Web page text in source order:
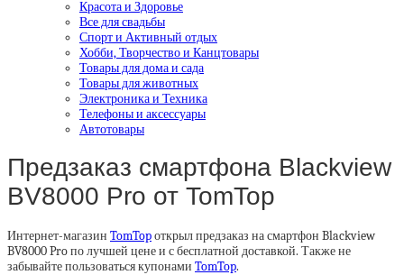
Красота и Здоровье
Все для свадьбы
Спорт и Активный отдых
Хобби, Творчество и Канцтовары
Товары для дома и сада
Товары для животных
Электроника и Техника
Телефоны и аксессуары
Автотовары
Предзаказ смартфона Blackview
BV8000 Pro от TomTop
Интернет-магазин TomTopоткрыл предзаказ на смартфон Blackview
BV8000 Pro по лучшей цене и с бесплатной доставкой. Также не
забывайте пользоваться купонами TomTop.